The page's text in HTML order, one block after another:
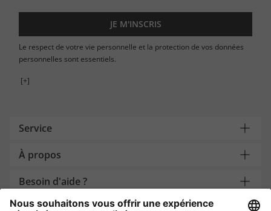
JE M'INSCRIS
Le respect de votre vie personnelle et la protection de vos données
personnelles sont essentiels.
[+]
Service
À propos
Besoin d'aide ?
Payment and Delivery